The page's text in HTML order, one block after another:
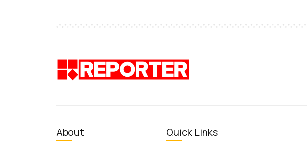
About
Quick Links